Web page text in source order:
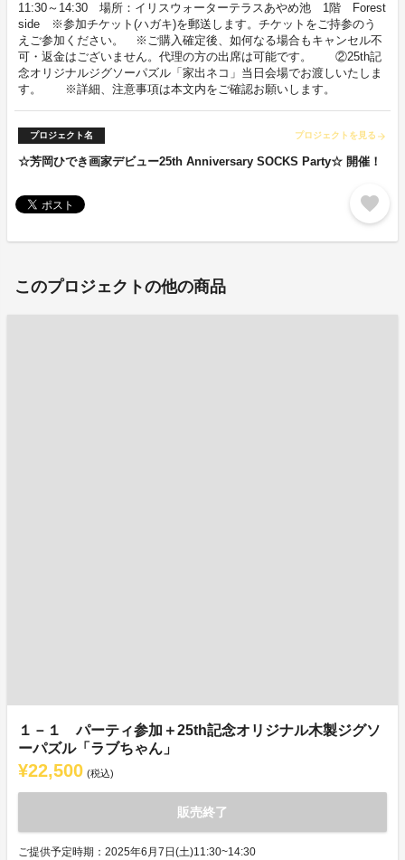
11:30～14:30 場所：イリスウォーターテラスあやめ池 1階 Forest
side ※参加チケット(ハガキ)を郵送します。チケットをご持参のう
えご参加ください。 ※ご購入確定後、如何なる場合もキャンセル不
可・返金はございません。代理の方の出席は可能です。 ②25th記
念オリジナルジグソーパズル「家出ネコ」当日会場でお渡しいたしま
す。 ※詳細、注意事項は本文内をご確認お願いします。
プロジェクト名 プロジェクトを見る arrow_forward
☆芳岡ひでき画家デビュー25th Anniversary SOCKS Party☆ 開催！
favorite
このプロジェクトの他の商品
１－１ パーティ参加＋25th記念オリジナル木製ジグソ
ーパズル「ラブちゃん」
¥22,500 (税込)
販売終了
ご提供予定時期：2025年6月7日(土)11:30~14:30